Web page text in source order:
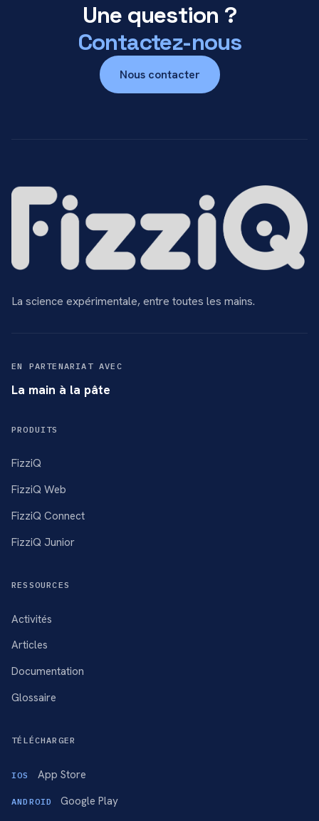
Une question ?
Contactez-nous
Nous contacter
La science expérimentale, entre toutes les mains.
EN PARTENARIAT AVEC
La main à la pâte
PRODUITS
FizziQ
FizziQ Web
FizziQ Connect
FizziQ Junior
RESSOURCES
Activités
Articles
Documentation
Glossaire
TÉLÉCHARGER
IOS App Store
ANDROID
Google Play